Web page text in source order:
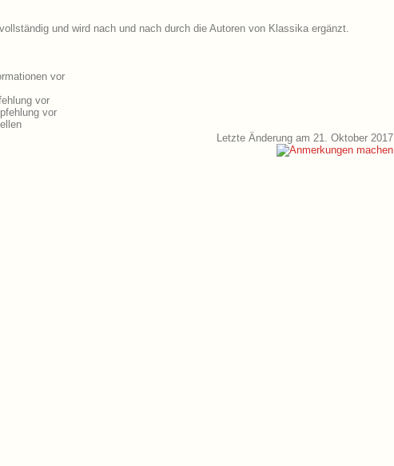
und wird nach und nach durch die Autoren von Klassika ergänzt.
vor
vor
vor
Letzte Änderung am 21. Oktober 2017